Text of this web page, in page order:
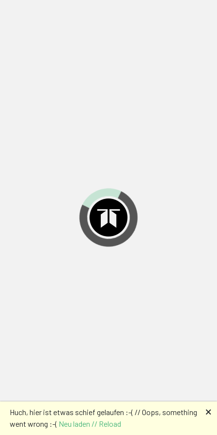
Huch, hier ist etwas schief gelaufen :-( // Oops, something
went wrong :-( Neu laden // Reload
🗙